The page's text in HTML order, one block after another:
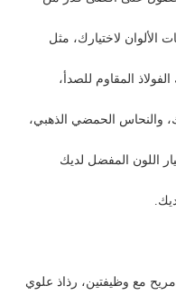
الألوان لاختيارك، مثل
المقاوم للصدأ،
والنحاس الحمضي الذهبي،
اللون المفضل لديك
مع وظيفتين، رذاذ علوي